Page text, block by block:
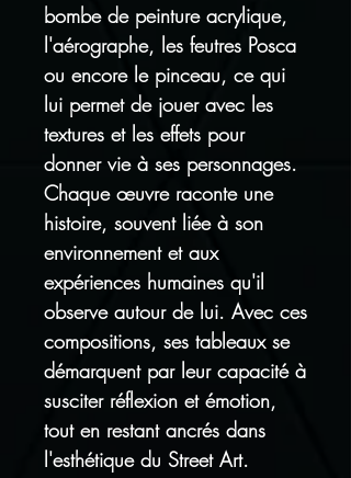
bombe de peinture acrylique,
l'aérographe, les feutres Posca
ou encore le pinceau, ce qui
lui permet de jouer avec les
textures et les effets pour
donner vie à ses personnages.
Chaque œuvre raconte une
histoire, souvent liée à son
environnement et aux
expériences humaines qu'il
observe autour de lui. Avec ces
compositions, ses tableaux se
démarquent par leur capacité à
susciter réflexion et émotion,
tout en restant ancrés dans
l'esthétique du Street Art.